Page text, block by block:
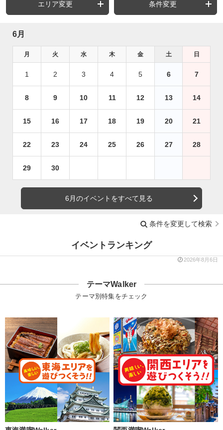
エリア変更 条件変更
6月
月 火 水 木 金 土 日
1 2 3 4 5 6 7
8 9 10 11 12 13 14
15 16 17 18 19 20 21
22 23 24 25 26 27 28
29 30
6月のイベントをすべて見る
条件を変更して検索
イベントランキング
2026年8月6日
テーマWalker
テーマ別特集をチェック